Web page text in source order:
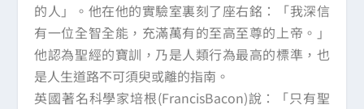
的人」。他在他的實驗室裏刻了座右銘：「我深信
有一位全智全能，充滿萬有的至高至尊的上帝。」
他認為聖經的寶訓，乃是人類行為最高的標準，也
是人生道路不可須臾或離的指南。
英國著名科學家培根(FrancisBacon)說：「只有聖